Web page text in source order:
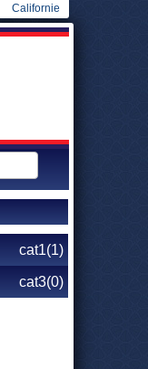
Californie
cat1(1)
cat3(0)